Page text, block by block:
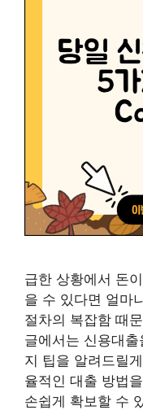
급한 상황에서 돈
을 수 있다면 얼마
절차의 복잡함 때
글에서는 신용대
지 팁을 알려드릴
율적인 대출 방법
손쉽게 확보할 수